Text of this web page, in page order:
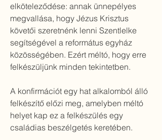
elköteleződése: annak ünnepélyes
megvallása, hogy Jézus Krisztus
követői szeretnénk lenni Szentlelke
segítségével a református egyház
közösségében. Ezért méltó, hogy erre
felkészüljünk minden tekintetben.
A konfirmációt egy hat alkalomból álló
felkészítő előzi meg, amelyben méltó
helyet kap ez a felkészülés egy
családias beszélgetés keretében.